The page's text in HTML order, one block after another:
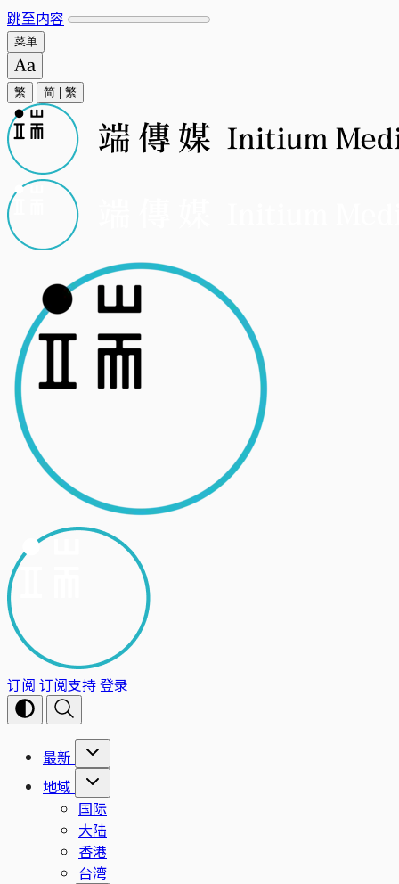
跳至内容
菜单
繁 简 繁
订阅 订阅支持登录
最新
地域
国际
大陆
香港
台湾